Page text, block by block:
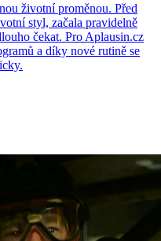
životní proměnou. Před
styl, začala pravidelně
čekat. Pro Aplausin.cz
a díky nové rutině se